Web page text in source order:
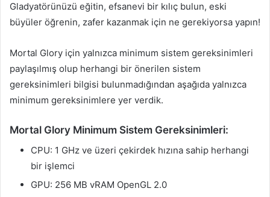
Gladyatörünüzü eğitin, efsanevi bir kılıç bulun, eski
büyüler öğrenin, zafer kazanmak için ne gerekiyorsa yapın!
Mortal Glory için yalnızca minimum sistem gereksinimleri
paylaşılmış olup herhangi bir önerilen sistem
gereksinimleri bilgisi bulunmadığından aşağıda yalnızca
minimum gereksinimlere yer verdik.
Mortal Glory Minimum Sistem Gereksinimleri:
CPU: 1 GHz ve üzeri çekirdek hızına sahip herhangi
bir işlemci
GPU: 256 MB vRAM OpenGL 2.0